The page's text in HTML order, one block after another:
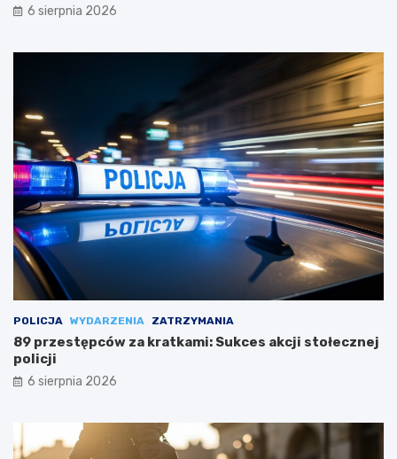
6 sierpnia 2026
POLICJA WYDARZENIA ZATRZYMANIA
89 przestępców za kratkami: Sukces akcji stołecznej
policji
6 sierpnia 2026